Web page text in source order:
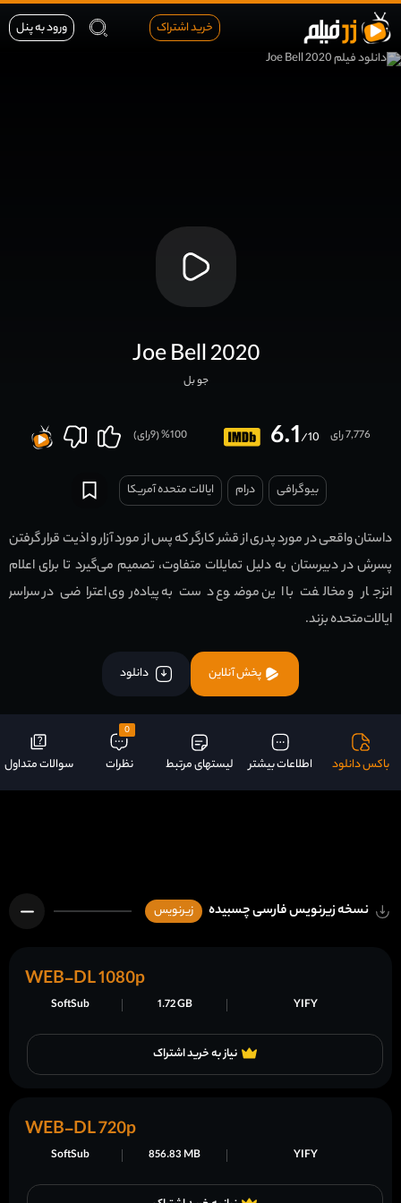
خرید اشتراک ورود به پنل
Joe Bell 2020
جو بل
6.1/10 7,776 رای 100
% (
9رای)
بیوگرافی درام ایالات متحده آمریکا
داستان واقعی در مورد پدری از قشر کارگر که پس از مورد آزار و اذیت قرار گرفتن
پسرش در دبیرستان به دلیل تمایلات متفاوت، تصمیم می‌گیرد تا برای اعلام
انزجار و مخالفت با این موضوع دست به پیاده‌روی اعتراضی در سراسر
ایالات‌متحده بزند.
پخش آنلاین دانلود
باکس دانلود اطلاعات بیشتر لیستهای مرتبط
0
نظرات سوالات متداول
نسخه زیرنویس فارسی چسبیده زیرنویس
نیاز به خرید اشتراک
YIFY
1.72 GB
SoftSub
WEB-DL 1080p
YIFY
856.83 MB
SoftSub
WEB-DL 720p